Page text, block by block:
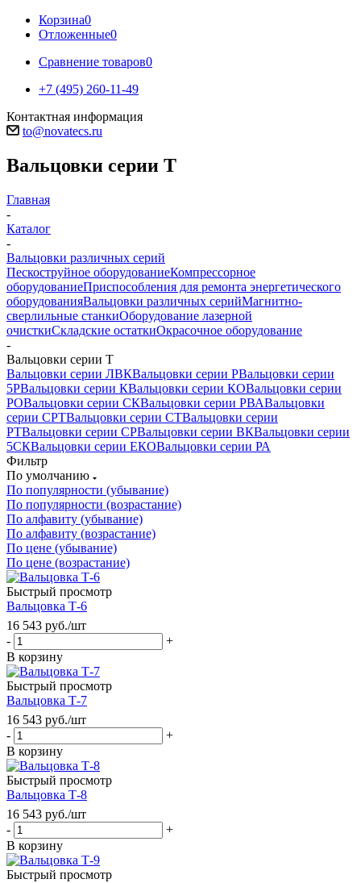
Корзина0
Отложенные0
Сравнение товаров0
+7 (495) 260-11-49
Контактная информация
to@novatecs.ru
Вальцовки серии Т
Главная
-
Каталог
-
Вальцовки различных серий
Пескоструйное оборудованиеКомпрессорное
оборудованиеПриспособления для ремонта энергетического
оборудованияВальцовки различных серийМагнитно-
сверлильные станкиОборудование лазерной
очисткиСкладские остаткиОкрасочное оборудование
-
Вальцовки серии Т
Вальцовки серии ЛВКВальцовки серии РВальцовки серии
5РВальцовки серии КВальцовки серии КОВальцовки серии
РОВальцовки серии СКВальцовки серии РВАВальцовки
серии СРТВальцовки серии СТВальцовки серии
РТВальцовки серии СРВальцовки серии ВКВальцовки серии
5СКВальцовки серии ЕКОВальцовки серии РА
Фильтр
По умолчанию
По популярности (убывание)
По популярности (возрастание)
По алфавиту (убывание)
По алфавиту (возрастание)
По цене (убывание)
По цене (возрастание)
Быстрый просмотр
Вальцовка Т-6
16 543 руб./шт
-
+
В корзину
Быстрый просмотр
Вальцовка Т-7
16 543 руб./шт
-
+
В корзину
Быстрый просмотр
Вальцовка Т-8
16 543 руб./шт
-
+
В корзину
Быстрый просмотр